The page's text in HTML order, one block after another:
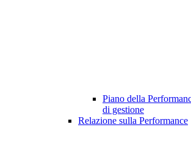
Piano della
di gestione
Relazione sulla Performance